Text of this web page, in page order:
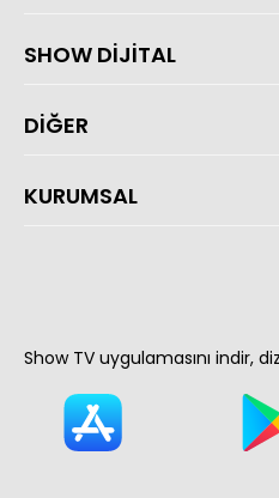
SHOW DİJİTAL
DİĞER
KURUMSAL
Show TV uygulamasını indir,